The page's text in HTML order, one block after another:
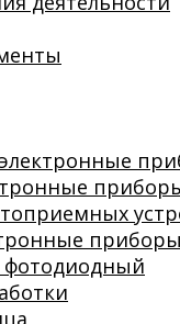
приборы
фотодиодный